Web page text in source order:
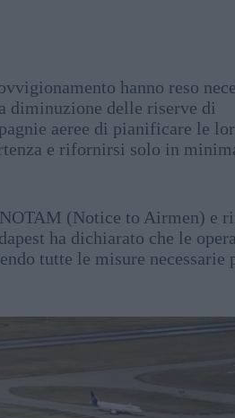
hanno reso
diminuzione delle riserve di
aeree di pianificare le
e rifornirsi solo in
(Notice to Airmen) e
ha dichiarato che le
tutte le misure necessarie